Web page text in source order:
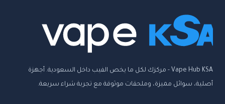
Vape Hub KSA - مركزك لكل ما يخص الفيب داخل السعودية. أجهزة
أصلية، سوائل مميزة، وملحقات موثوقة مع تجربة شراء سريعة.